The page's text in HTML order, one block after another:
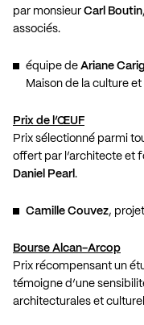
par monsieur Carl Boutin
associés.
équipe de Ariane
Maison de la culture
Prix de l’ŒUF
Prix sélectionné parmi
offert par l’architecte et
Daniel Pearl .
Camille Couvez,
Bourse Alcan-Arcop
Prix récompensant un
témoigne d’une
architecturales et